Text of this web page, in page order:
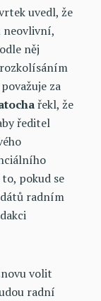
uvedl, že
neovlivní,
něj
za
řekl, že
ředitel
pokud se
radním
volit
radní